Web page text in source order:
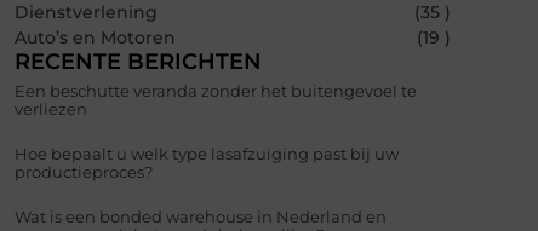
Dienstverlening
(35 )
Auto’s en Motoren
(19 )
RECENTE BERICHTEN
Een beschutte veranda zonder het buitengevoel te
verliezen
Hoe bepaalt u welk type lasafzuiging past bij uw
productieproces?
Wat is een bonded warehouse in Nederland en